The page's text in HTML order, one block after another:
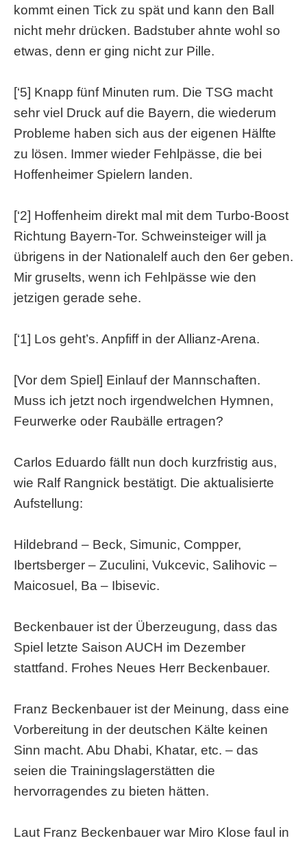
kommt einen Tick zu spät und kann den Ball
nicht mehr drücken. Badstuber ahnte wohl so
etwas, denn er ging nicht zur Pille.
[‘5] Knapp fünf Minuten rum. Die TSG macht
sehr viel Druck auf die Bayern, die wiederum
Probleme haben sich aus der eigenen Hälfte
zu lösen. Immer wieder Fehlpässe, die bei
Hoffenheimer Spielern landen.
[‘2] Hoffenheim direkt mal mit dem Turbo-Boost
Richtung Bayern-Tor. Schweinsteiger will ja
übrigens in der Nationalelf auch den 6er geben.
Mir gruselts, wenn ich Fehlpässe wie den
jetzigen gerade sehe.
[‘1] Los geht’s. Anpfiff in der Allianz-Arena.
[Vor dem Spiel] Einlauf der Mannschaften.
Muss ich jetzt noch irgendwelchen Hymnen,
Feurwerke oder Raubälle ertragen?
Carlos Eduardo fällt nun doch kurzfristig aus,
wie Ralf Rangnick bestätigt. Die aktualisierte
Aufstellung:
Hildebrand – Beck, Simunic, Compper,
Ibertsberger – Zuculini, Vukcevic, Salihovic –
Maicosuel, Ba – Ibisevic.
Beckenbauer ist der Überzeugung, dass das
Spiel letzte Saison AUCH im Dezember
stattfand. Frohes Neues Herr Beckenbauer.
Franz Beckenbauer ist der Meinung, dass eine
Vorbereitung in der deutschen Kälte keinen
Sinn macht. Abu Dhabi, Khatar, etc. – das
seien die Trainingslagerstätten die
hervorragendes zu bieten hätten.
Laut Franz Beckenbauer war Miro Klose faul in